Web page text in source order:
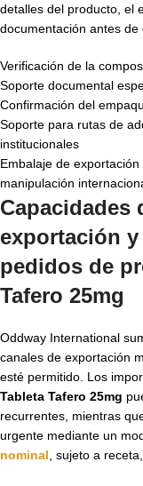
detalles del producto, el
documentación antes de
Verificación de la
Soporte documental
Confirmación del
Soporte para rutas de
institucionales
Embalaje de
manipulación
Capacidades
exportación
pedidos de
Tafero 25mg
Oddway International
canales de exportación
esté permitido. Los
Tableta Tafero 25mg
recurrentes, mientras
urgente mediante un
nominal , sujeto a